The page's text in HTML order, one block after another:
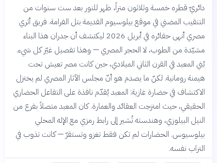
دائريّ قطره خمسة وثلاثون متراً، ظهر للنور بعد ست سنوات من
التنقيب المضني في موقع بيلوسيوم القديمة بتل الفرامة. فريق أثري
مصري أنهى حفائره في أبريل 2026 ليكتشف أن جدران هذا البناء
مشيّدة من الطوب، لا الحجر المصري — وهذا تفصيل غيّر كل شيء.
بُني المعبد في القرن الثاني الميلادي، حين كانت مصر تعيش تحت
هيمنة رومانية. لكنّ ما يصدم هو أنّ مجلس الآثار المصري لم يختزل
الاكتشاف في حضارة غازية: المعبد يُقدّم نافذة على التفاعل الحضاري
الحقيقي، حيث امتزجت العقائد والعمارة. كان المعبد متصلاً بفرع من
النيل البيلوزي، وهندسته تُشير إلى رابط رمزي مع الإله المحلي
بيلوسيوس. الحضارات لم تكن فقط تغزو وتستقرّ — كانت تذوب في
التراب نفسه.